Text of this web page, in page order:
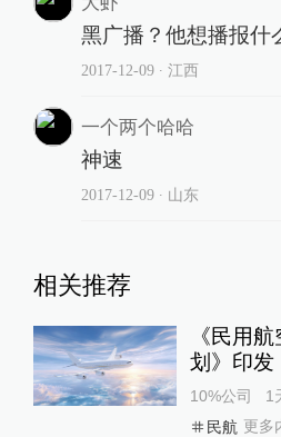
黑广播？他想播报什
2017-12-09∙ 江西
一个两个哈哈
神速
2017-12-09∙ 山东
相关推荐
《民用
划》印发
10%公司
1
民航 更多